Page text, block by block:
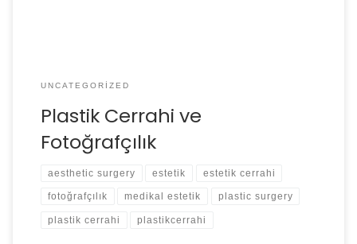
UNCATEGORIZED
Plastik Cerrahi ve
Fotoğrafçılık
aesthetic surgery estetik estetik cerrahi
fotoğrafçılık medikal estetik plastic surgery
plastik cerrahi plastikcerrahi